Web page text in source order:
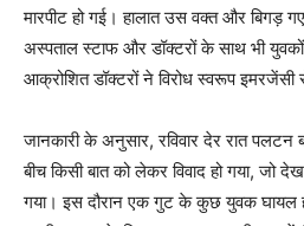
मारपीट हो गई। हालात उस वक्त और बिगड़
अस्पताल स्टाफ और डॉक्टरों के साथ भी
आक्रोशित डॉक्टरों ने विरोध स्वरूप इमरजेंसी
जानकारी के अनुसार, रविवार देर रात पलटन
बीच किसी बात को लेकर विवाद हो गया,
गया। इस दौरान एक गुट के कुछ युवक घायल